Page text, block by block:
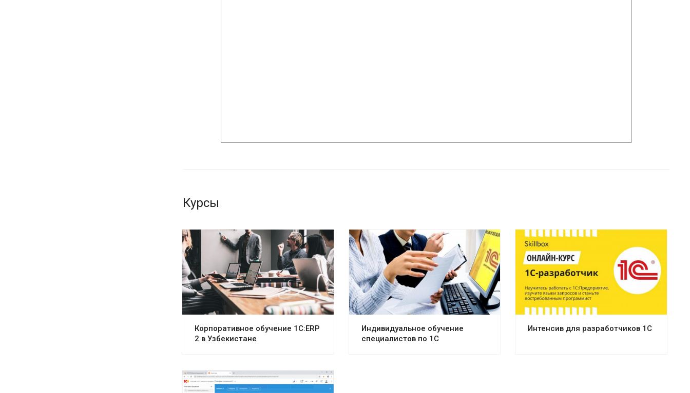
Курсы
Корпоративное обучение 1С:ERP
2 в Узбекистане
Индивидуальное обучение
специалистов по 1С
Интенсив для разработчиков 1С